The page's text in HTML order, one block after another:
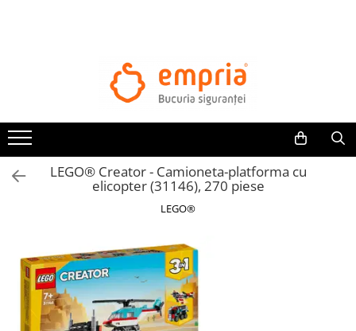
Bariere protectie pentru pat
Protectii mobilier
Banda protectie mobila copii
Sigurante pentru sertare si usi
Sigurante geamuri si usi glisante
Kituri de siguranta pentru copii si
bebelusi
LEGO® Creator - Camioneta-platforma cu
elicopter (31146), 270 piese
LEGO®